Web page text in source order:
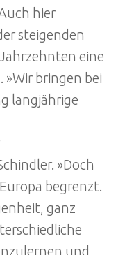
hier
steigenden
eine
»Wir bringen bei
langjährige
»Doch
begrenzt.
ganz
und